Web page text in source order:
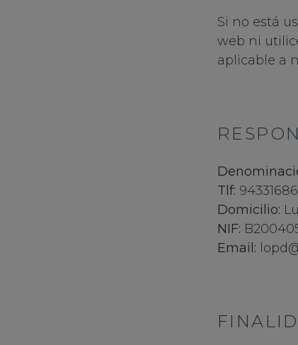
Si no está
web ni
aplicable a
Tlf:
Domicilio:
NIF:
Email: